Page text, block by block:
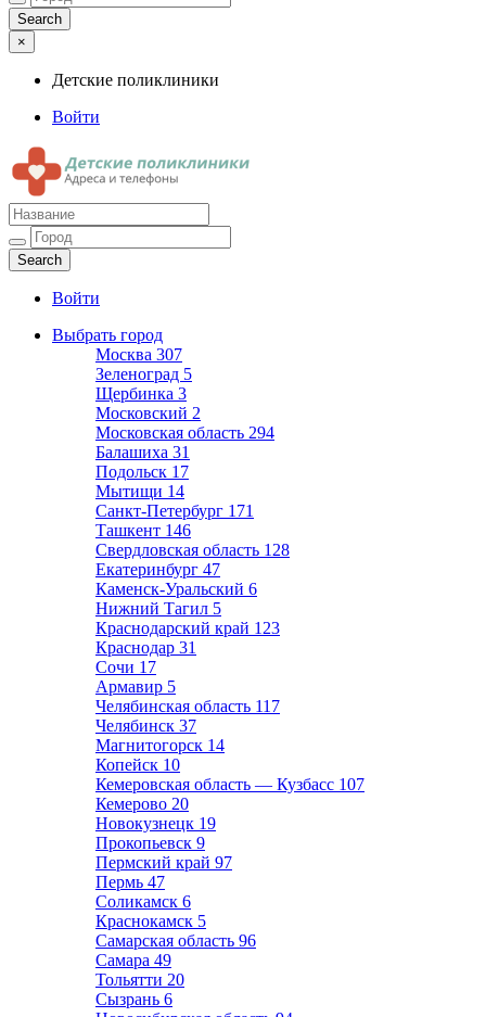
×
Детские поликлиники
Войти
Детские поликлиники
Адреса и телефоны поликлиник
Войти
Выбрать город
Москва 307
Зеленоград 5
Щербинка 3
Московский 2
Московская область 294
Балашиха 31
Подольск 17
Мытищи 14
Санкт-Петербург 171
Ташкент 146
Свердловская область 128
Екатеринбург 47
Каменск-Уральский 6
Нижний Тагил 5
Краснодарский край 123
Краснодар 31
Сочи 17
Армавир 5
Челябинская область 117
Челябинск 37
Магнитогорск 14
Копейск 10
Кемеровская область — Кузбасс 107
Кемерово 20
Новокузнецк 19
Прокопьевск 9
Пермский край 97
Пермь 47
Соликамск 6
Краснокамск 5
Самарская область 96
Самара 49
Тольятти 20
Сызрань 6